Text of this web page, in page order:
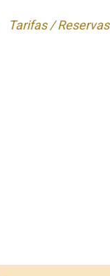
Tarifas / Reservas